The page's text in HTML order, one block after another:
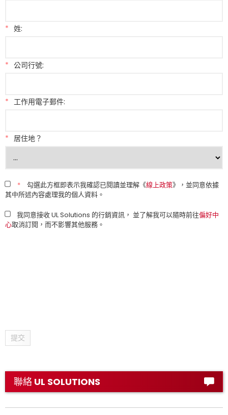
* 姓:
* 公司行號:
* 工作用電子郵件:
* 居住地？
* 勾選此方框即表示我確認已閱讀並理解《線上政策》，並同意依據
其中所述內容處理我的個人資料。
我同意接收 UL Solutions 的行銷資訊， 並了解我可以隨時前往偏好中
心取消訂閱，而不影響其他服務。
提交
聯絡 UL SOLUTIONS